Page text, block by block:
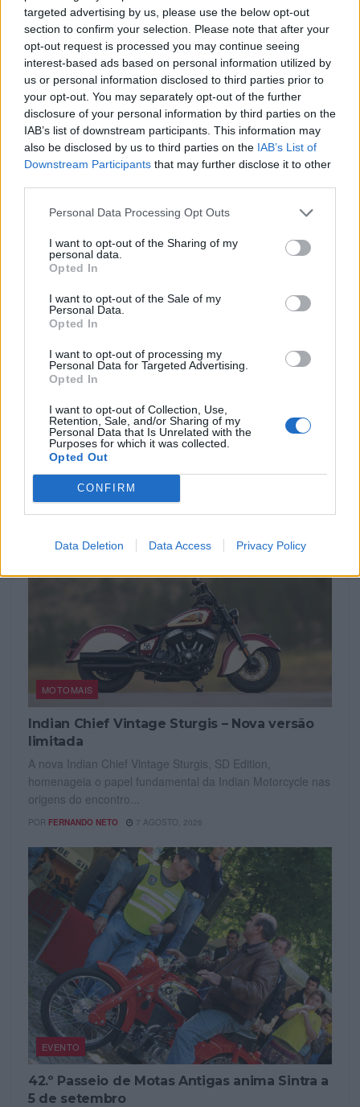
targeted advertising by us, please use the below opt-out
section to confirm your selection. Please note that after your
opt-out request is processed you may continue seeing
interest-based ads based on personal information utilized by
us or personal information disclosed to third parties prior to
your opt-out. You may separately opt-out of the further
disclosure of your personal information by third parties on the
IAB’s list of downstream participants. This information may
also be disclosed by us to third parties on the IAB’s List of
Downstream Participants that may further disclose it to other
Personal Data Processing Opt Outs
I want to opt-out of the Sharing of my
personal data.
Opted In
I want to opt-out of the Sale of my
Personal Data.
Opted In
I want to opt-out of processing my
Personal Data for Targeted Advertising.
Opted In
I want to opt-out of Collection, Use,
Retention, Sale, and/or Sharing of my
Personal Data that Is Unrelated with the
Purposes for which it was collected.
Opted Out
CONFIRM
Data Deletion Data Access Privacy Policy
Tags: Capacetes
motos
Revista Motos
RELACIONADOS
MOTOMAIS
Indian Chief Vintage Sturgis – Nova versão
limitada
A nova Indian Chief Vintage Sturgis, SD Edition,
homenageia o papel fundamental da Indian Motorcycle nas
origens do encontro...
POR FERNANDO NETO 7 AGOSTO, 2026
EVENTO
42.º Passeio de Motas Antigas anima Sintra a
5 de setembro